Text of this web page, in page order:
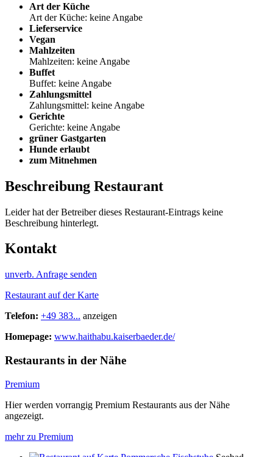
Art der Küche
Art der Küche: keine Angabe
Lieferservice
Vegan
Mahlzeiten
Mahlzeiten: keine Angabe
Buffet
Buffet: keine Angabe
Zahlungsmittel
Zahlungsmittel: keine Angabe
Gerichte
Gerichte: keine Angabe
grüner Gastgarten
Hunde erlaubt
zum Mitnehmen
Beschreibung Restaurant
Leider hat der Betreiber dieses Restaurant-Eintrags keine
Beschreibung hinterlegt.
Kontakt
unverb. Anfrage senden
Restaurant auf der Karte
Telefon: +49 383... anzeigen
Homepage: www.haithabu.kaiserbaeder.de/
Restaurants in der Nähe
Premium
Hier werden vorrangig Premium Restaurants aus der Nähe
angezeigt.
mehr zu Premium